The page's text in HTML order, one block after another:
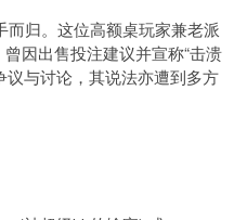
归。这位高额桌玩家兼老派
因出售投注建议并宣称“击溃
议与讨论，其说法亦遭到多方